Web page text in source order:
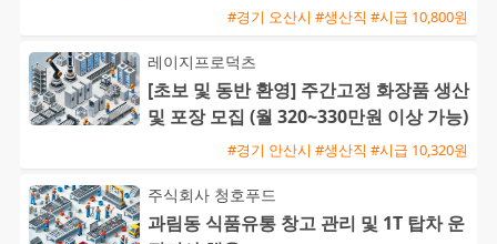
#경기 오산시 #생산직 #시급 10,800원
레이지프로덕츠
[초보 및 동반 환영] 주간고정 화장품 생산
및 포장 모집 (월 320~330만원 이상 가능)
#경기 안산시 #생산직 #시급 10,320원
주식회사 청호푸드
과림동 식품유통 창고 관리 및 1T 탑차 운